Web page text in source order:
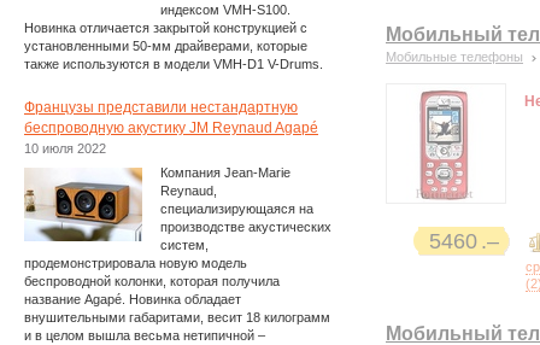
Мобильный
Мобильные телефоны
5460
(2
Мобильный
индексом VMH-S100.
Новинка отличается закрытой конструкцией с
установленными 50-мм драйверами, которые
также используются в модели VMH-D1 V-Drums.
Французы представили нестандартную
беспроводную акустику JM Reynaud Agapé
10 июля 2022
Компания Jean-Marie
Reynaud,
специализирующаяся на
производстве акустических
систем,
продемонстрировала новую модель
беспроводной колонки, которая получила
название Agapé. Новинка обладает
внушительными габаритами, весит 18 килограмм
и в целом вышла весьма нетипичной –